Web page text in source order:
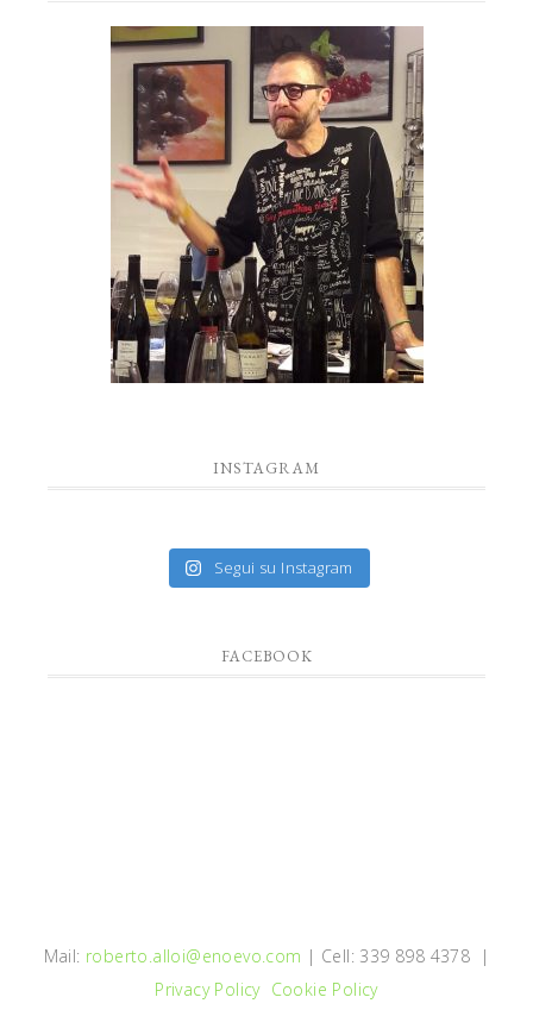
INSTAGRAM
Segui su Instagram
FACEBOOK
Mail: roberto.alloi@enoevo.com | Cell: 339 898 4378 |
Privacy Policy Cookie Policy